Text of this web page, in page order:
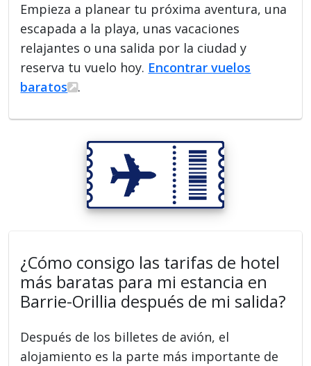
Empieza a planear tu próxima aventura, una
escapada a la playa, unas vacaciones
relajantes o una salida por la ciudad y
reserva tu vuelo hoy. Encontrar vuelos
baratos
.
¿Cómo consigo las tarifas de hotel
más baratas para mi estancia en
Barrie-Orillia después de mi salida?
Después de los billetes de avión, el
alojamiento es la parte más importante de